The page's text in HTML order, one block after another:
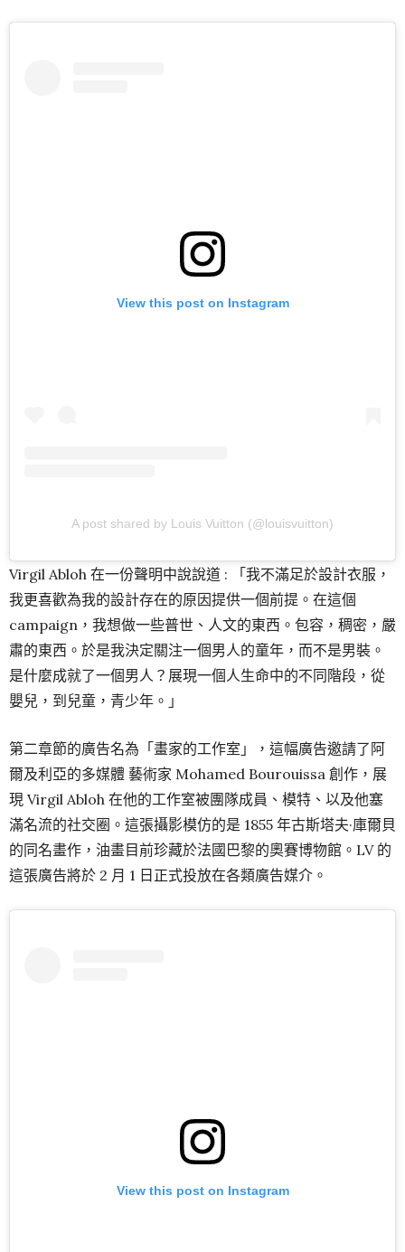
View this post on Instagram
A post shared by Louis Vuitton (@louisvuitton)
Virgil Abloh 在一份聲明中說說道 : 「我不滿足於設計衣服，
我更喜歡為我的設計存在的原因提供一個前提。在這個
campaign，我想做一些普世、人文的東西。包容，稠密，嚴
肅的東西。於是我決定關注一個男人的童年，而不是男裝。
是什麼成就了一個男人？展現一個人生命中的不同階段，從
嬰兒，到兒童，青少年。」
第二章節的廣告名為「畫家的工作室」，這幅廣告邀請了阿
爾及利亞的多媒體 藝術家 Mohamed Bourouissa 創作，展
現 Virgil Abloh 在他的工作室被團隊成員、模特、以及他塞
滿名流的社交圈。這張攝影模仿的是 1855 年古斯塔夫·庫爾貝
的同名畫作，油畫目前珍藏於法國巴黎的奧賽博物館。LV 的
這張廣告將於 2 月 1 日正式投放在各類廣告媒介。
View this post on Instagram